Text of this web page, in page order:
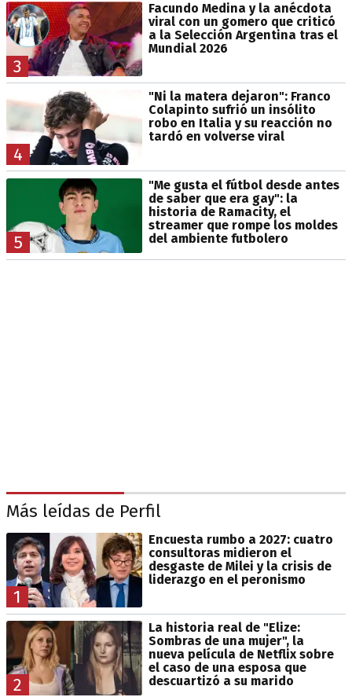
3
Facundo Medina y la anécdota
viral con un gomero que criticó
a la Selección Argentina tras el
Mundial 2026
4
"Ni la matera dejaron": Franco
Colapinto sufrió un insólito
robo en Italia y su reacción no
tardó en volverse viral
5
"Me gusta el fútbol desde antes
de saber que era gay": la
historia de Ramacity, el
streamer que rompe los moldes
del ambiente futbolero
Más leídas de Perfil
1
Encuesta rumbo a 2027: cuatro
consultoras midieron el
desgaste de Milei y la crisis de
liderazgo en el peronismo
2
La historia real de "Elize:
Sombras de una mujer", la
nueva película de Netflix sobre
el caso de una esposa que
descuartizó a su marido